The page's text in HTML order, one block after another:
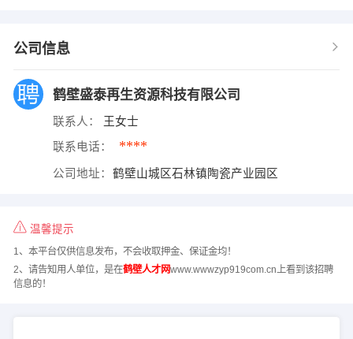
公司信息
鹤壁盛泰再生资源科技有限公司
联系人： 王女士
联系电话： ****
公司地址： 鹤壁山城区石林镇陶瓷产业园区
温馨提示
1、本平台仅供信息发布，不会收取押金、保证金均！
2、请告知用人单位，是在鹤壁人才网www.wwwzyp919com.cn上看到该招聘
信息的！